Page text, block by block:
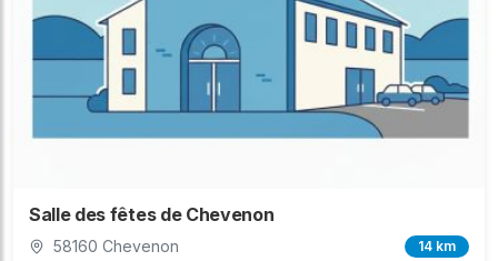
Salle des fêtes de Chevenon
58160 Chevenon 14 km